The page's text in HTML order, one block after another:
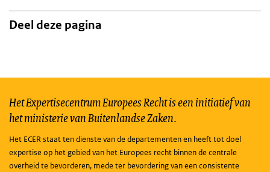
Deel deze pagina
Het Expertisecentrum Europees Recht is een initiatief van
het ministerie van Buitenlandse Zaken.
Het ECER staat ten dienste van de departementen en heeft tot doel
expertise op het gebied van het Europees recht binnen de centrale
overheid te bevorderen, mede ter bevordering van een consistente